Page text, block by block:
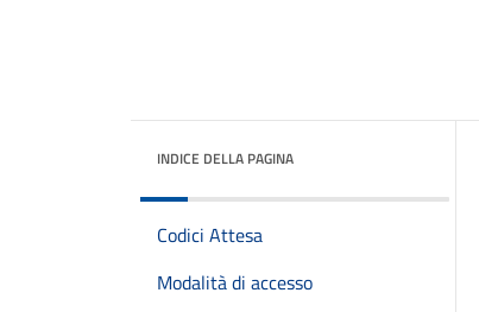
INDICE DELLA PAGINA
Codici Attesa
Modalità di accesso